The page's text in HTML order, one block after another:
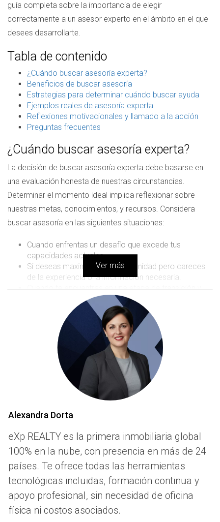
guía completa sobre la importancia de elegir
correctamente a un asesor experto en el ámbito en el que
desees desarrollarte.
Tabla de contenido
¿Cuándo buscar asesoría experta?
Beneficios de buscar asesoría
Estrategias para determinar cuándo buscar ayuda
Ejemplos reales de asesoría experta
Reflexiones motivacionales y llamado a la acción
Preguntas frecuentes
¿Cuándo buscar asesoría experta?
La decisión de buscar asesoría experta debe basarse en
una evaluación honesta de nuestras circunstancias.
Determinar el momento ideal implica reflexionar sobre
nuestras metas, conocimientos, y recursos. Considera
buscar asesoría en las siguientes situaciones:
Cuando enfrentas un desafío que excede tus
capacidades actuales.
Si deseas maximizar una oportunidad pero careces
de la experiencia o la información necesaria.
necesitas orientación para tomar decisiones críticas.
Si sientes que tu progreso se ha estancado y deseas
explorar nuevas estrategias.
Reconocer estos momentos puede facilitar el camino
hacia el éxito y abrir puertas que antes parecían cerradas.
La autoevaluación honesta se convierte en una
herramienta clave para identificar la necesidad de
Beneficios de buscar asesoría
Buscar asesoría experta no solo provee conocimientos y
habilidades específicas, sino que también puede ofrecer
una serie de beneficios tangibles que optimizan tus
resultados. Al contar con la guía adecuada, podrás:
Evitar errores comunes y costosos que podrían
costarte tiempo y recursos.
Ver más
Alexandra Dorta
eXp REALTY es la primera inmobiliaria global
100% en la nube, con presencia en más de 24
países. Te ofrece todas las herramientas
tecnológicas incluidas, formación continua y
apoyo profesional, sin necesidad de oficina
física ni costos asociados.